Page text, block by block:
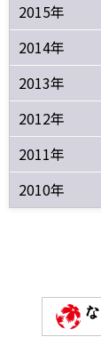
2015年
2014年
2013年
2012年
2011年
2010年